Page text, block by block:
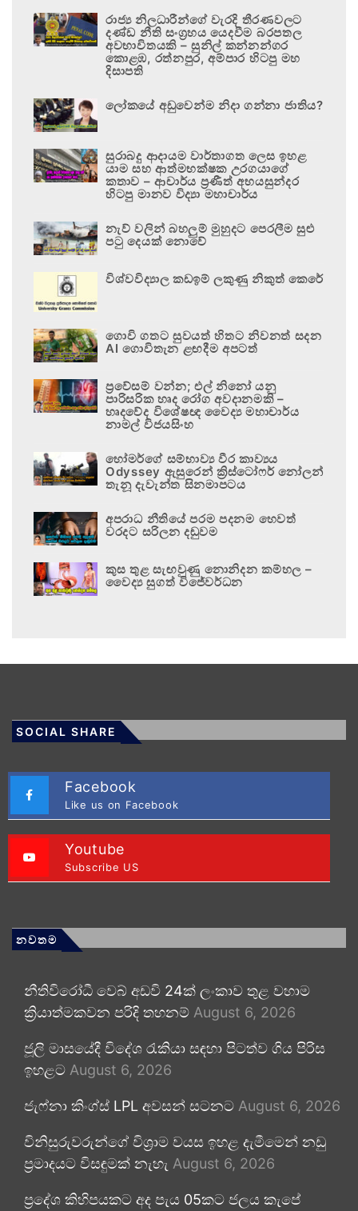
රාජ්‍ය නිලධාරීන්ගේ වැරදි තීරණවලට
දණ්ඩ නීති සංග්‍රහය යෙදවීම බරපතල
අවභාවිතයකි – සුනිල් කන්නන්ගර
කොළඹ, රත්නපුර, අම්පාර හිටපු මහ
දිසාපති
ලෝකයේ අඩුවෙන්ම නිදා ගන්නා ජාතිය?
සුරාබදු ආදායම වාර්තාගත ලෙස ඉහළ
යාම සහ ආත්මභක්ෂක උරගයාගේ
කතාව – ආචාර්ය ප්‍රණීත් අභයසුන්දර
හිටපු මානව විද්‍යා මහාචාර්ය
නැව් වලින් බහලුම් මුහුදට පෙරලීම සුළු
පටු දෙයක් නොවේ
විශ්වවිද්‍යාල කඩඉම් ලකුණු නිකුත් කෙරේ
ගොවි ගතට සුවයත් හිතට නිවනත් සදන
AI ගොවිතැන ළඟදීම අපටත්
ප්‍රවේසම් වන්න; එල් නිනෝ යනු
පාරිසරික හෘද රෝග අවදානමකි –
හෘදවේද විශේෂඥ වෛද්‍ය මහාචාර්ය
නාමල් විජයසිංහ
හෝමර්ගේ සම්භාව්‍ය වීර කාව්‍යය
Odyssey ඇසුරෙන් ක්‍රිස්ටෝෆර් නෝලන්
තැනූ දැවැන්ත සිනමාපටය
අපරාධ නීතියේ පරම පදනම හෙවත්
වරදට සරිලන දඬුවම
කුස තුළ සැඟවුණු නොනිදන කම්හල –
වෛද්‍ය සුගත් විජේවර්ධන
SOCIAL SHARE
Facebook
Like us on Facebook
Youtube
Subscribe US
නවතම
නීතිවිරෝධී වෙබ් අඩවි 24ක් ලංකාව තුළ වහාම
ක්‍රියාත්මකවන පරිදි තහනම් August 6, 2026
ජූලි මාසයේදී විදේශ රැකියා සඳහා පිටත්ව ගිය පිරිස
ඉහළට August 6, 2026
ජැෆ්නා කිංග්ස් LPL අවසන් සටනට August 6, 2026
විනිසුරුවරුන්ගේ විශ්‍රාම වයස ඉහළ දැමීමෙන් නඩු
ප්‍රමාදයට විසඳුමක් නැහැ August 6, 2026
ප්‍රදේශ කිහිපයකට අද පැය 05කට ජලය කැපේ